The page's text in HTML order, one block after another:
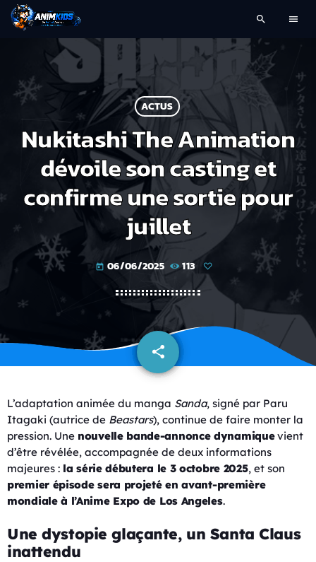
search menu
ACTUS
Nukitashi The Animation
dévoile son casting et
confirme une sortie pour
juillet
today 06/06/2025 113
share
email
L’adaptation animée du manga Sanda, signé par Paru
Itagaki (autrice de Beastars), continue de faire monter la
pression. Une nouvelle bande-annonce dynamiquevient
d’être révélée, accompagnée de deux informations
majeures : la série débutera le 3 octobre 2025, et son
premier épisode sera projeté en avant-première
mondiale à l’Anime Expo de Los Angeles.
Une dystopie glaçante, un Santa Claus
inattendu